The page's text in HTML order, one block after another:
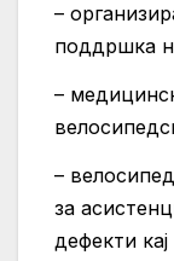
–
поддршка
–
–
за
дефекти